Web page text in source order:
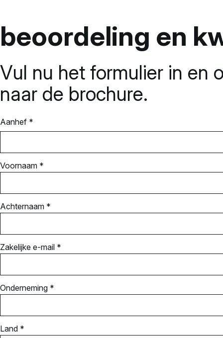
beoordeling en
Vul nu het formulier in en
naar de brochure.
Aanhef *
Voornaam *
Achternaam *
Zakelijke e-mail *
Onderneming *
Land *